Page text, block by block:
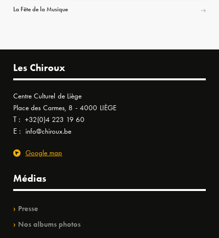
La Fête de la Musique
Les Chiroux
Centre Culturel de Liège
Place des Carmes, 8 - 4000 LIÈGE
T : +32(0)4 223 19 60
E : info@chiroux.be
Google map
Médias
Presse
Nos albums photos